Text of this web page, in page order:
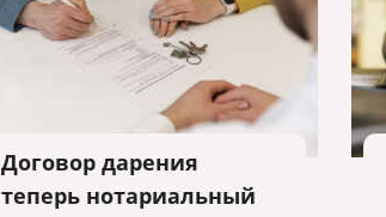
Договор дарения
теперь нотариальный